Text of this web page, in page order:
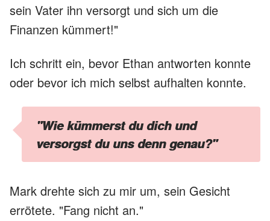
sein Vater ihn versorgt und sich um die
Finanzen kümmert!"
Ich schritt ein, bevor Ethan antworten konnte
oder bevor ich mich selbst aufhalten konnte.
"Wie kümmerst du dich und
versorgst du uns denn genau?"
Mark drehte sich zu mir um, sein Gesicht
errötete. "Fang nicht an."